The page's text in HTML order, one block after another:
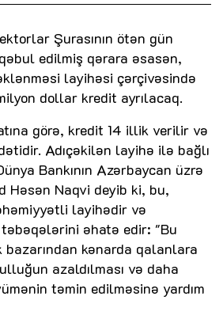
Şurasının ötən gün
edilmiş qərara əsasən,
layihəsi çərçivəsində
dollar kredit ayrılacaq.
görə, kredit 14 illik verilir və
Adıçəkilən layihə ilə bağlı
Bankının Azərbaycan üzrə
Həsən Naqvi deyib ki, bu,
layihədir və
əhatə edir: "Bu
kənarda qalanlara
azaldılması və daha
təmin edilməsinə yardım